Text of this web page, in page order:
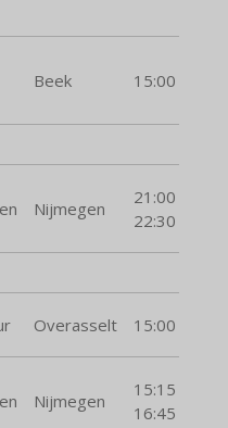
Beek 15:00
Nijmegen
21:00 -
22:30
Overasselt 15:00
Nijmegen
15:15 -
16:45